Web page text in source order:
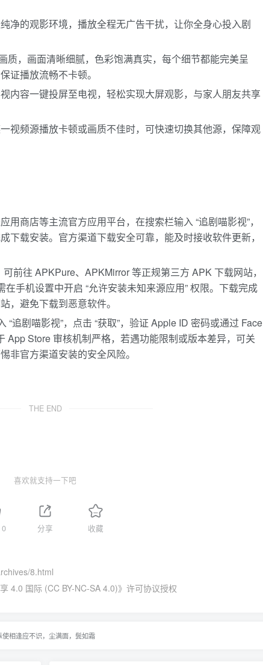
净的观影环境，播放全程无广告干扰，让你全身心投入剧
质，画面清晰细腻，色彩饱满真实，每个细节都能完美呈
证播放流畅不卡顿。​
内容一键投屏至电视，轻松实现大屏观影，与家人朋友共享
视频源播放卡顿或画质不佳时，可快速切换其他源，保障观
商店等主流官方应用平台，在搜索栏输入 “追剧喵影视”，
下载安装。官方渠道下载安全可靠，能及时接收软件更新，
前往 APKPure、APKMirror 等正规第三方 APK 下载网站，
手机设置中开启 “允许安装未知来源应用” 权限。下载完成
，避免下载到恶意软件。​
追剧喵影视”，点击 “获取”，验证 Apple ID 密码或通过 Face
App Store 审核机制严格，若遇功能限制或版本差异，可关
非官方渠道安装的安全风险。
THE END
喜欢就支持一下吧
0 分享 收藏
8.html
4.0 国际 (CC BY-NC-SA 4.0)》许可协议授权
使相逢应不识，尘满面，鬓如霜